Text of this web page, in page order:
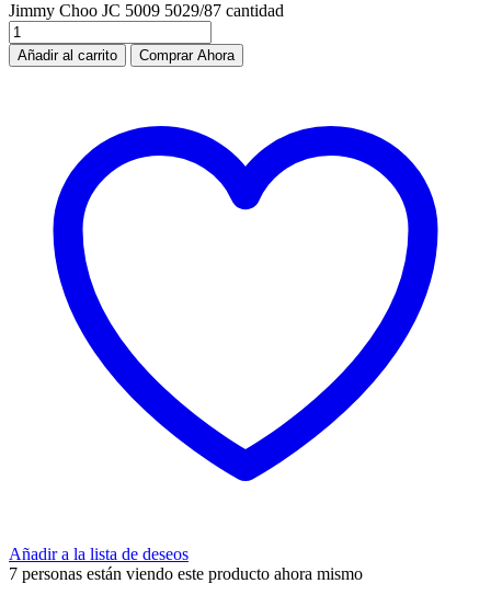
Jimmy Choo JC 5009 5029/87 cantidad
Añadir al carrito Comprar Ahora
Añadir a la lista de deseos
7 personas están viendo este producto ahora mismo